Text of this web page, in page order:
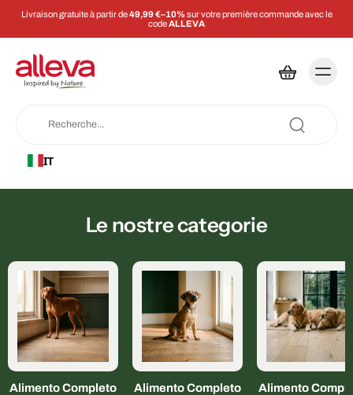
Livraison gratuite à partir de49,99 €–10% sur votre première commande avec le
codeALLEVA
IT
Le nostre categorie
Alimento Completo
Alimento Completo
Alimento